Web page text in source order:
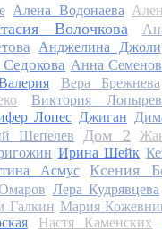
Алена Водонаева
Волочкова
Анджелина Джоли
Анна
Вера Брежнева
Виктория
Лопес Джиган
Шепелев Дом 2
Ирина Шейк
Асмус Ксения
Лера Кудрявцева
Галкин Мария
Настя Каменских